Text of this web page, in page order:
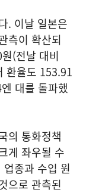
. 이날 일본은
측이 확산되
(전날 대비
환율도 153.91
대를 돌파했
의 통화정책
게 좌우될 수
종과 수입 원
으로 관측된